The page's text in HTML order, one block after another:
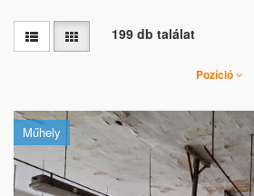
199 db találat
Pozíció
Műhely